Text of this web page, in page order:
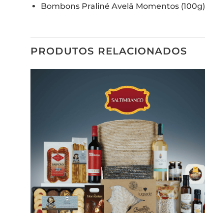
Bombons Praliné Avelã Momentos (100g)
PRODUTOS RELACIONADOS